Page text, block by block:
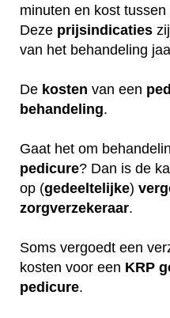
minuten en kost tussen
Deze prijsindicaties
van het behandeling
De kosten van een
behandeling.
Gaat het om
pedicure? Dan is de
op (gedeeltelijke)
zorgverzekeraar.
Soms vergoedt een
kosten voor een KRP
pedicure.